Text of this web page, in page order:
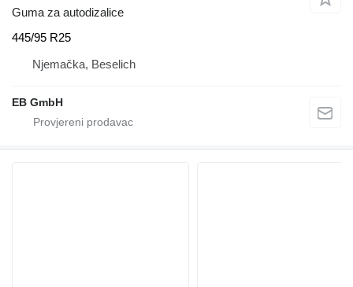
Guma za autodizalice
445/95 R25
Njemačka, Beselich
EB GmbH